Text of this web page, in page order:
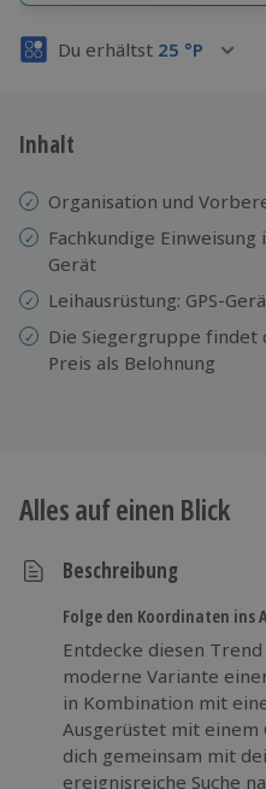
Volle Flexibilität
3 Jahre gültig & verlängerbar.
Du erhältst 25 °P
Inhalt
Organisation und
Fachkundige
Gerät
Leihausrüstung: GPS-
Die Siegergruppe findet
Preis als Belohnung
Alles auf einen Blick
Beschreibung
Folge den Koordinaten ins
Entdecke diesen
moderne Variante
in Kombination mit einer spannenden Schatzsuche.
Ausgerüstet mit einem
dich gemeinsam mit deinen Mitstreitern auf die
ereignisreiche Suche